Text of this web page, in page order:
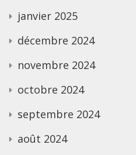
janvier 2025
décembre 2024
novembre 2024
octobre 2024
septembre 2024
août 2024